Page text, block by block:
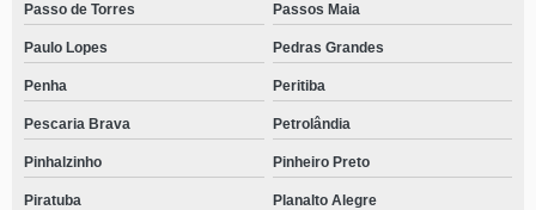
Passo de Torres Passos Maia
Paulo Lopes Pedras Grandes
Penha Peritiba
Pescaria Brava Petrolândia
Pinhalzinho Pinheiro Preto
Piratuba Planalto Alegre